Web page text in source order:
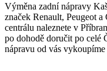
Výměna zadní nápravy
značek Renault, Peugeot
centrálu naleznete v
po dohodě doručit po celé
nápravu od vás